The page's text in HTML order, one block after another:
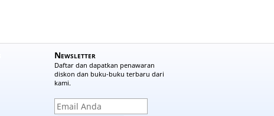
Newsletter
Daftar dan dapatkan penawaran
diskon dan buku-buku terbaru dari
kami.